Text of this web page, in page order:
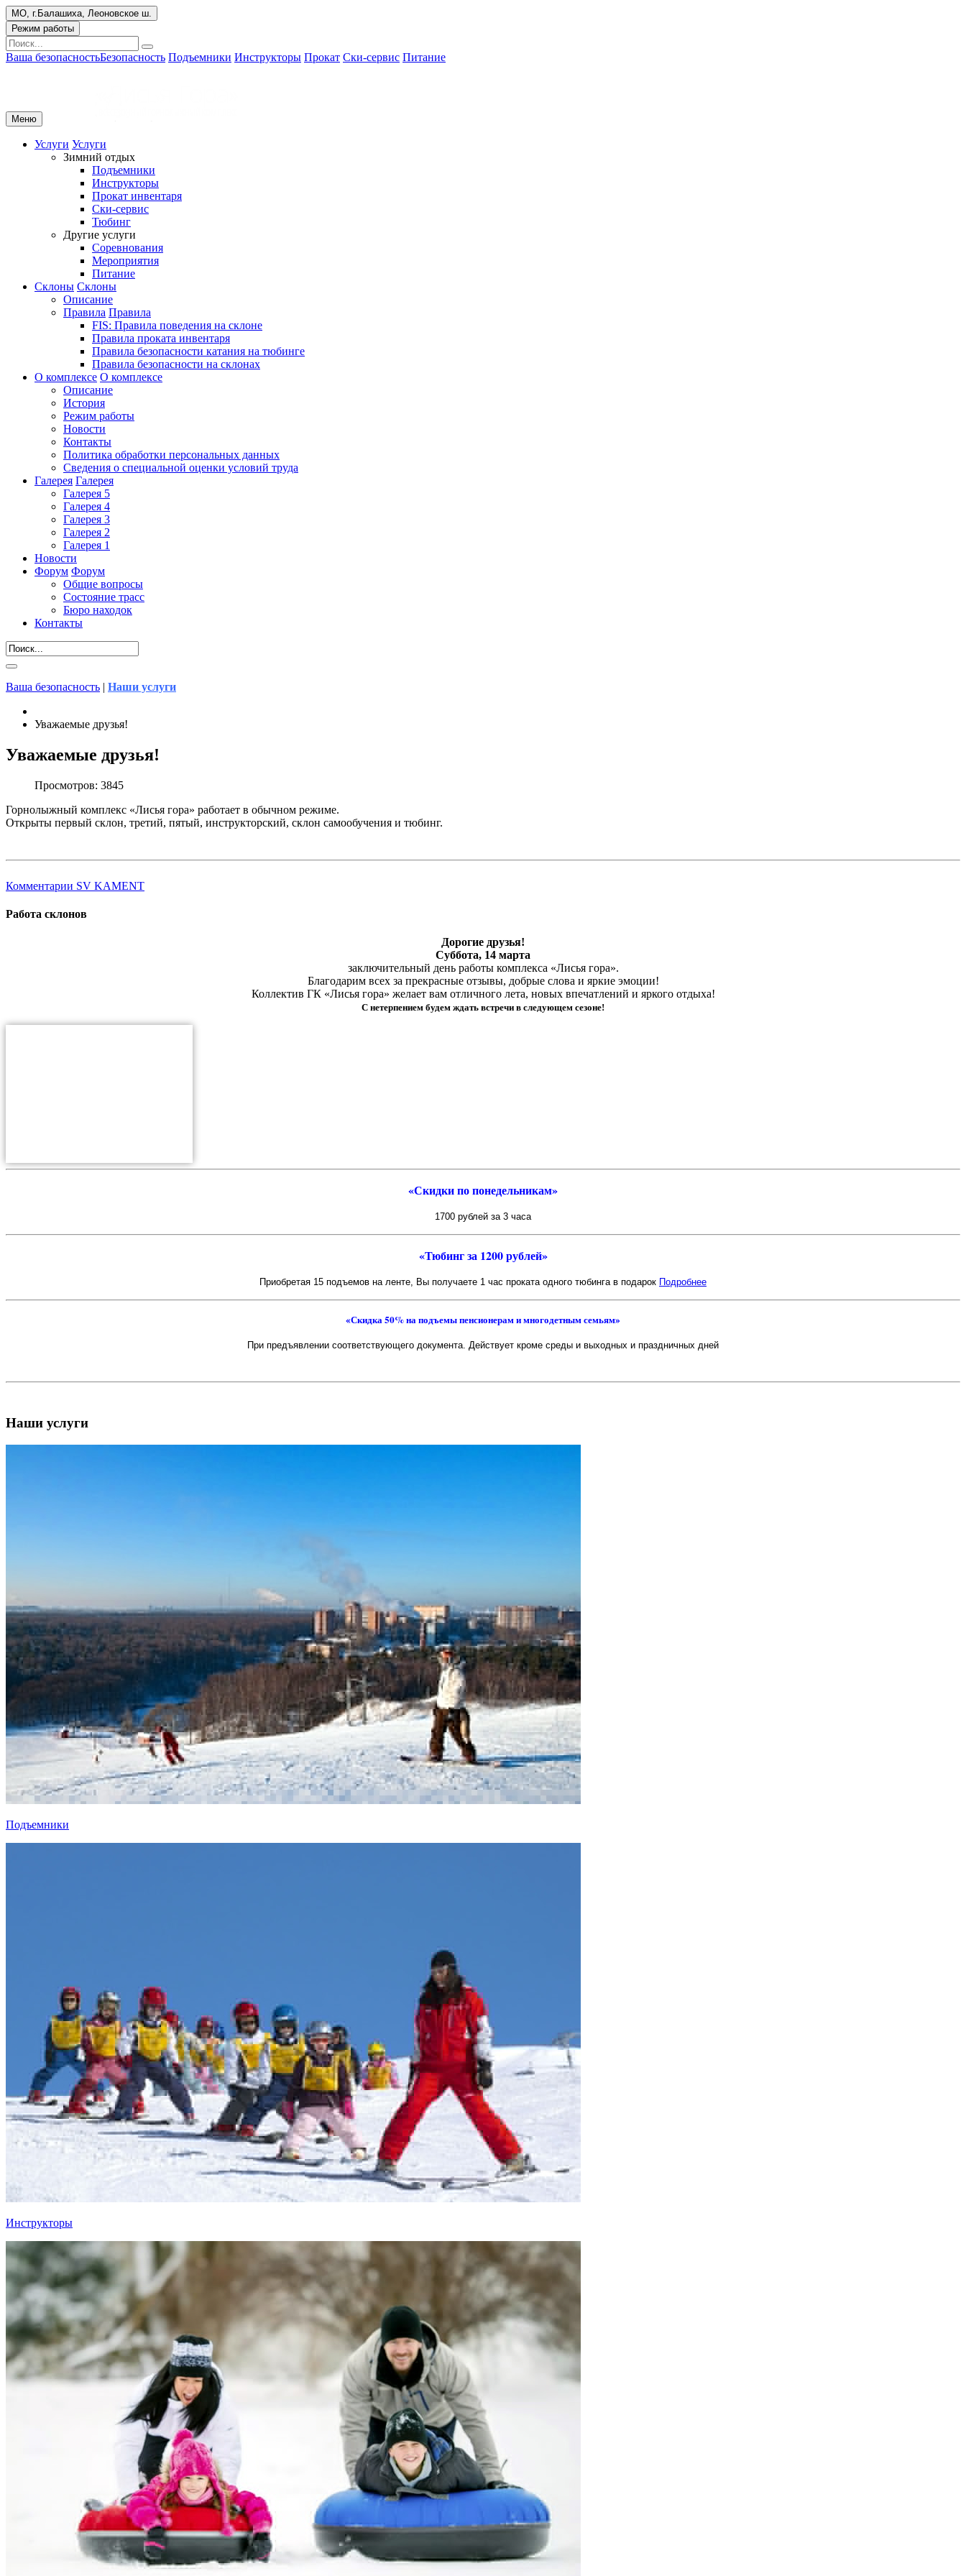
МО, г.Балашиха, Леоновское ш.
Режим работы
Ваша безопасностьБезопасность Подъемники Инструкторы Прокат Ски-сервис Питание
Меню
Услуги Услуги
Зимний отдых
Подъемники
Инструкторы
Прокат инвентаря
Ски-сервис
Тюбинг
Другие услуги
Соревнования
Мероприятия
Питание
Склоны Склоны
Описание
Правила Правила
FIS: Правила поведения на склоне
Правила проката инвентаря
Правила безопасности катания на тюбинге
Правила безопасности на склонах
О комплексе О комплексе
Описание
История
Режим работы
Новости
Контакты
Политика обработки персональных данных
Сведения о специальной оценки условий труда
Галерея Галерея
Галерея 5
Галерея 4
Галерея 3
Галерея 2
Галерея 1
Новости
Форум Форум
Общие вопросы
Состояние трасс
Бюро находок
Контакты
Ваша безопасность | Наши услуги
Уважаемые друзья!
Уважаемые друзья!
Просмотров: 3845
Горнолыжный комплекс «Лисья гора» работает в обычном режиме.
Открыты первый склон, третий, пятый, инструкторский, склон самообучения и тюбинг.
Комментарии SV KAMENT
Работа склонов
Дорогие друзья!
Суббота, 14 марта
заключительный день работы комплекса «Лисья гора».
Благодарим всех за прекрасные отзывы, добрые слова и яркие эмоции!
Коллектив ГК «Лисья гора» желает вам отличного лета, новых впечатлений и яркого отдыха!
С нетерпением будем ждать встречи в следующем сезоне!
«Скидки по понедельникам»
1700 рублей за 3 часа
«Тюбинг за 1200 рублей»
Приобретая 15 подъемов на ленте, Вы получаете 1 час проката одного тюбинга в подарок Подробнее
«Скидка 50% на подъемы пенсионерам и многодетным семьям»
При предъявлении соответствующего документа. Действует кроме среды и выходных и праздничных дней
Наши услуги
Подъемники
Инструкторы